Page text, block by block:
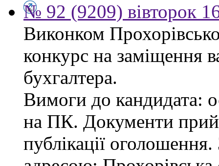
№ 92 (9209) вівторок
Виконком
конкурс на заміщення
бухгалтера.
Вимоги до кандидата:
на ПК. Документи
публікації